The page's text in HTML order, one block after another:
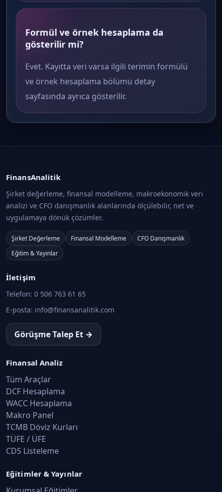
Formül ve örnek hesaplama da
gösterilir mi?
Evet. Kayıtta veri varsa ilgili terimin formülü
ve örnek hesaplama bölümü detay
sayfasında ayrıca gösterilir.
FinansAnalitik
Şirket değerleme, finansal modelleme, makroekonomik veri
analizi ve CFO danışmanlık alanlarında ölçülebilir, net ve
uygulamaya dönük çözümler.
Şirket Değerleme Finansal Modelleme
CFO Danışmanlık
Eğitim & Yayınlar
İletişim
Telefon: 0 506 763 61 65
E-posta: info@finansanalitik.com
Görüşme Talep Et →
Finansal Analiz
Tüm Araçlar
DCF Hesaplama
WACC Hesaplama
Makro Panel
TCMB Döviz Kurları
TÜFE / ÜFE
CDS Listeleme
Eğitimler & Yayınlar